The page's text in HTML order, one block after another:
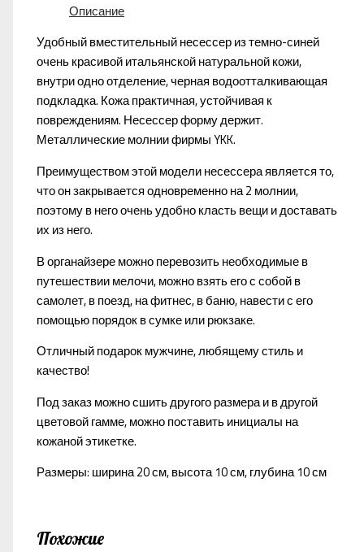
Описание
Удобный вместительный несессер из темно-синей
очень красивой итальянской натуральной кожи,
внутри одно отделение, черная водоотталкивающая
подкладка. Кожа практичная, устойчивая к
повреждениям. Несессер форму держит.
Металлические молнии фирмы YKK.
Преимуществом этой модели несессера является то,
что он закрывается одновременно на 2 молнии,
поэтому в него очень удобно класть вещи и доставать
их из него.
В органайзере можно перевозить необходимые в
путешествии мелочи, можно взять его с собой в
самолет, в поезд, на фитнес, в баню, навести с его
помощью порядок в сумке или рюкзаке.
Отличный подарок мужчине, любящему стиль и
качество!
Под заказ можно сшить другого размера и в другой
цветовой гамме, можно поставить инициалы на
кожаной этикетке.
Размеры: ширина 20 см, высота 10 см, глубина 10 см
Похожие